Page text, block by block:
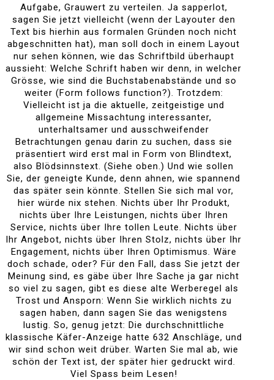
Aufgabe, Grauwert zu verteilen. Ja sapperlot,
sagen Sie jetzt vielleicht (wenn der Layouter den
Text bis hierhin aus formalen Gründen noch nicht
abgeschnitten hat), man soll doch in einem Layout
nur sehen können, wie das Schriftbild überhaupt
aussieht: Welche Schrift haben wir denn, in welcher
Grösse, wie sind die Buchstabenabstände und so
weiter (Form follows function?). Trotzdem:
Vielleicht ist ja die aktuelle, zeitgeistige und
allgemeine Missachtung interessanter,
unterhaltsamer und ausschweifender
Betrachtungen genau darin zu suchen, dass sie
präsentiert wird erst mal in Form von Blindtext,
also Blödsinnstext. (Siehe oben.) Und wie sollen
Sie, der geneigte Kunde, denn ahnen, wie spannend
das später sein könnte. Stellen Sie sich mal vor,
hier würde nix stehen. Nichts über Ihr Produkt,
nichts über Ihre Leistungen, nichts über Ihren
Service, nichts über Ihre tollen Leute. Nichts über
Ihr Angebot, nichts über Ihren Stolz, nichts über Ihr
Engagement, nichts über Ihren Optimismus. Wäre
doch schade, oder? Für den Fall, dass Sie jetzt der
Meinung sind, es gäbe über Ihre Sache ja gar nicht
so viel zu sagen, gibt es diese alte Werberegel als
Trost und Ansporn: Wenn Sie wirklich nichts zu
sagen haben, dann sagen Sie das wenigstens
lustig. So, genug jetzt: Die durchschnittliche
klassische Käfer-Anzeige hatte 632 Anschläge, und
wir sind schon weit drüber. Warten Sie mal ab, wie
schön der Text ist, der später hier gedruckt wird.
Viel Spass beim Lesen!